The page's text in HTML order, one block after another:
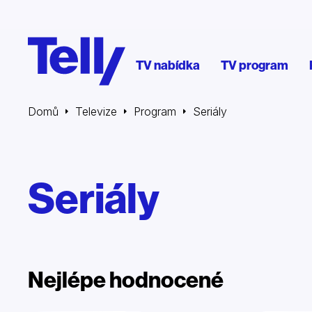
TV nabídka TV program
Domů Televize Program Seriály
Seriály
Nejlépe hodnocené